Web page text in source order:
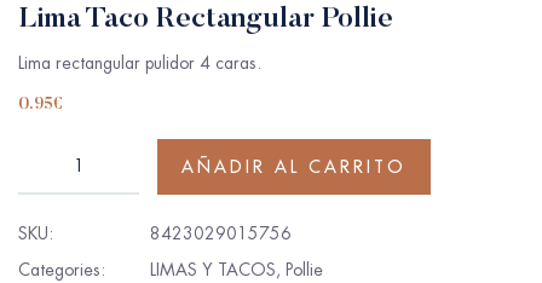
Lima Taco Rectangular Pollie
Lima rectangular pulidor 4 caras.
0.95€
AÑADIR AL CARRITO
SKU:
8423029015756
Categories:
LIMAS Y TACOS, Pollie